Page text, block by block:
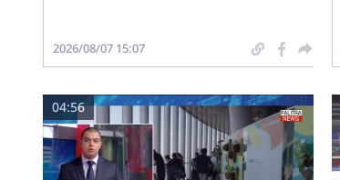
2026/08/07 15:07
04:56